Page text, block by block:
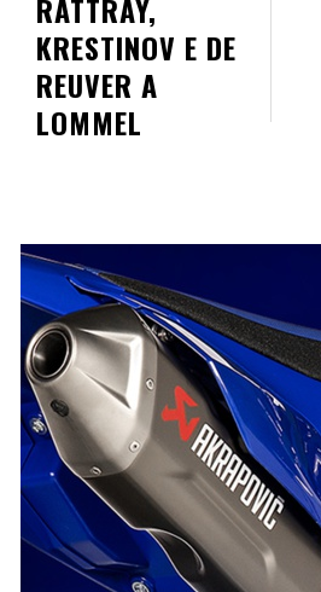
RATTRAY,
KRESTINOV E DE
REUVER A
LOMMEL